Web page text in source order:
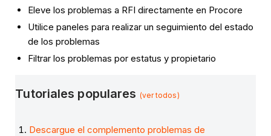
Eleve los problemas a RFI directamente en Procore
Utilice paneles para realizar un seguimiento del estado
de los problemas
Filtrar los problemas por estatus y propietario
Tutoriales populares (ver todos)
Descargue el complemento problemas de